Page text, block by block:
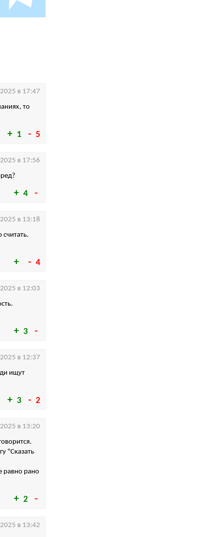
1 5
то
в 17:47
4
в 17:56
4
считать.
в 13:18
3
в 12:03
3 2
ищут
в 12:37
2
"Сказать
равно рано
в 13:20
в 13:42